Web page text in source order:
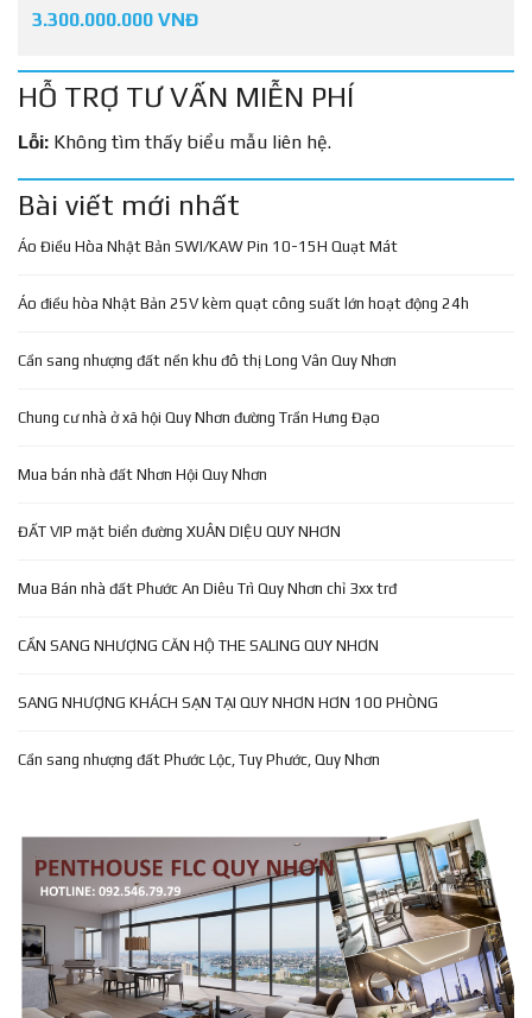
3.300.000.000 VNĐ
HỖ TRỢ TƯ VẤN MIỄN PHÍ
Lỗi: Không tìm thấy biểu mẫu liên hệ.
Bài viết mới nhất
Áo Điều Hòa Nhật Bản SWI/KAW Pin 10-15H Quạt Mát
Áo điều hòa Nhật Bản 25V kèm quạt công suất lớn hoạt động 24h
Cần sang nhượng đất nền khu đô thị Long Vân Quy Nhơn
Chung cư nhà ở xã hội Quy Nhơn đường Trần Hưng Đạo
Mua bán nhà đất Nhơn Hội Quy Nhơn
ĐẤT VIP mặt biển đường XUÂN DIỆU QUY NHƠN
Mua Bán nhà đất Phước An Diêu Trì Quy Nhơn chỉ 3xx trđ
CẦN SANG NHƯỢNG CĂN HỘ THE SALING QUY NHƠN
SANG NHƯỢNG KHÁCH SẠN TẠI QUY NHƠN HƠN 100 PHÒNG
Cần sang nhượng đất Phước Lộc, Tuy Phước, Quy Nhơn